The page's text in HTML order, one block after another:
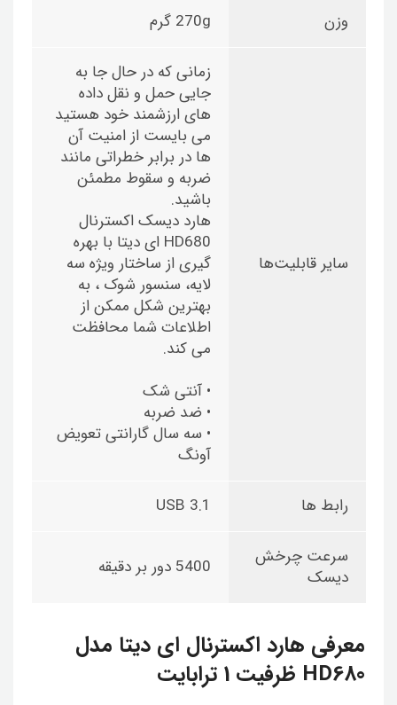
وزن 270g گرم
سایر قابلیت‌ها
زمانی که در حال جا به
جایی حمل و نقل داده
های ارزشمند خود هستید
می بایست از امنیت آن
ها در برابر خطراتی مانند
ضربه و سقوط مطمئن
باشید.
هارد دیسک اکسترنال
HD680 ای دیتا با بهره
گیری از ساختار ویژه سه
لایه، سنسور شوک ، به
بهترین شکل ممکن از
اطلاعات شما محافظت
می کند.
• آنتی شک
• ضد ضربه
• سه سال گارانتی تعویض
آونگ
رابط ها USB 3.1
سرعت چرخش
دیسک
5400 دور بر دقیقه
معرفی هارد اکسترنال ای دیتا مدل
HD680 ظرفیت 1 ترابایت